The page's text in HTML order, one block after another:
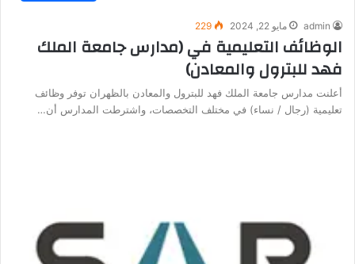
admin مايو 22, 2024 229
الوظائف التعليمية في (مدارس جامعة الملك
فهد للبترول والمعادن)
أعلنت مدارس جامعة الملك فهد للبترول والمعادن بالظهران توفر وظائف
تعليمية (رجال / نساء) في مختلف التخصصات، واشترطت المدارس أن…